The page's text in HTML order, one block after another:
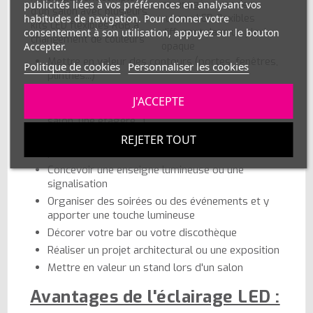
d'un salon avec plusieurs
kits LED flexibles RGB à
changement de couleurs
aménagée avec des
rubans LED flexibles
diffusant dans un plexi
Mettre en valeur des contours (portes, fenêtres,
plinthes...)
indirect (derrière un canapé, un lit, un meuble de
salon, une étagère...)
Créer une ambiance lumineuse spéciale pour une
Concevoir une enseigne lumineuse ou une
signalisation
Organiser des soirées ou des événements et y
apporter une touche lumineuse
Décorer votre bar ou votre discothèque
Réaliser un projet architectural ou une exposition
Mettre en valeur un stand lors d'un salon
Avantages de l'éclairage LED :
publicités liées à vos préférences en analysant vos
habitudes de navigation. Pour donner votre
consentement à son utilisation, appuyez sur le bouton
Accepter.
Politique de cookies Personnaliser les cookies
REJETER TOUT
J'ACCEPTE